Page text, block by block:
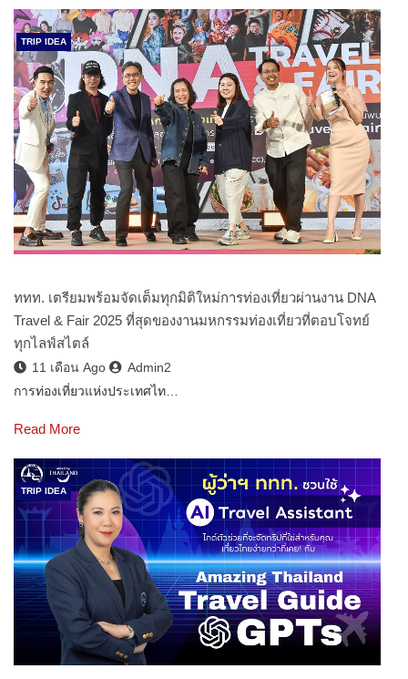
TRIP IDEA
ททท. เตรียมพร้อมจัดเต็มทุกมิติใหม่การท่องเที่ยวผ่านงาน DNA
Travel & Fair 2025 ที่สุดของงานมหกรรมท่องเที่ยวที่ตอบโจทย์
ทุกไลฟ์สไตล์
11 เดือน Ago
Admin2
การท่องเที่ยวแห่งประเทศไท…
Read More
TRIP IDEA